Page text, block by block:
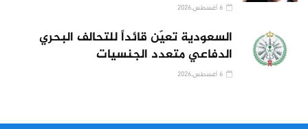
السعودية تعيّن قائداً للتحالف البحري
الدفاعي متعدد الجنسيات